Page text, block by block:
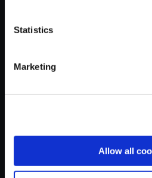
Statistics
Marketing
Allow all
モンスターハ